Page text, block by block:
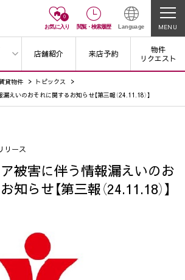
0
お気に入り 閲覧・ 検索履歴 Language MENU
店舗紹介 来店予約
物件
リクエスト
貸物件
トピックス
えいのおそれに関するお知らせ【第三報（24.11.18）】
リース
被害に伴う情報漏えいのお
らせ【第三報（24.11.18）】